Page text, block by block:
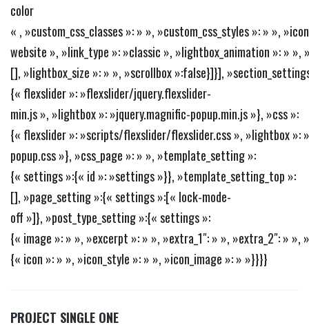
color
« , »custom_css_classes »: » », »custom_css_styles »: » »,
website », »link_type »: »classic », »lightbox_animation »: »
[], »lightbox_size »: » », »scrollbox »:false}]}],
{« flexslider »: »flexslider/jquery.flexslider-
min.js », »lightbox »: »jquery.magnific-popup.min.js »}, »css »:
{« flexslider »: »scripts/flexslider/flexslider.css », »lightbox »:
popup.css »}, »css_page »: » », »template_setting »:
{« settings »:{« id »: »settings »}}, »template_setting_top »:
[], »page_setting »:{« settings »:[« lock-mode-
off »]}, »post_type_setting »:{« settings »:
{« image »: » », »excerpt »: » », »extra_1″: » », »extra_2″: » »,
{« icon »: » », »icon_style »: » », »icon_image »: » »}}}}
PROJECT SINGLE ONE